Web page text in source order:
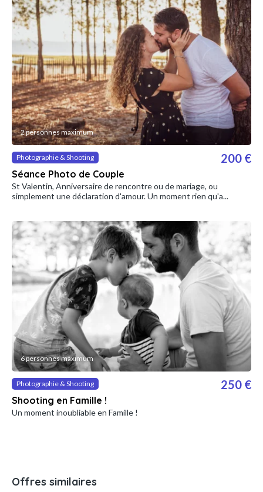
2 personnes maximum
Photographie & Shooting
Séance Photo de Couple
200 €
St Valentin, Anniversaire de rencontre ou de mariage, ou
simplement une déclaration d'amour. Un moment rien qu'a...
6 personnes maximum
Photographie & Shooting
Shooting en Famille !
250 €
Un moment inoubliable en Famille !
Offres similaires